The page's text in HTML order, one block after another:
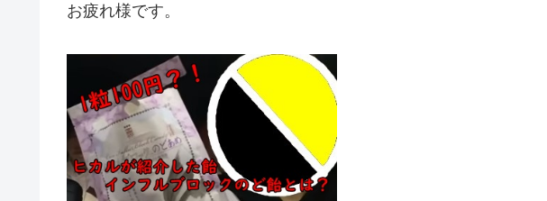
お疲れ様です。